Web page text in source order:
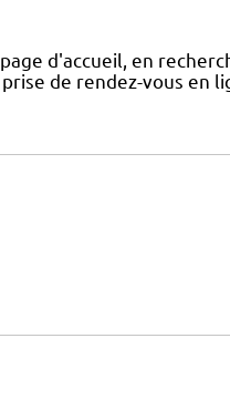
d'accueil, en
de rendez-vous en